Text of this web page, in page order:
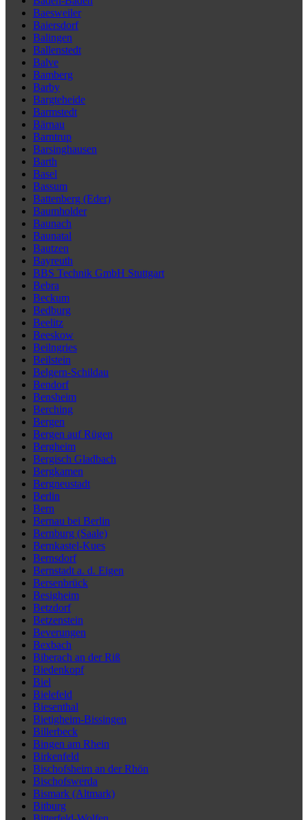
Baesweiler
Baiersdorf
Balingen
Ballenstedt
Balve
Bamberg
Barby
Bargteheide
Barmstedt
Bärnau
Barntrup
Barsinghausen
Barth
Basel
Bassum
Battenberg (Eder)
Baumholder
Baunach
Baunatal
Bautzen
Bayreuth
BBS Technik GmbH Stuttgart
Bebra
Beckum
Bedburg
Beelitz
Beeskow
Beilngries
Beilstein
Belgern-Schildau
Bendorf
Bensheim
Berching
Bergen
Bergen auf Rügen
Bergheim
Bergisch Gladbach
Bergkamen
Bergneustadt
Berlin
Bern
Bernau bei Berlin
Bernburg (Saale)
Bernkastel-Kues
Bernsdorf
Bernstadt a. d. Eigen
Bersenbrück
Besigheim
Betzdorf
Betzenstein
Beverungen
Bexbach
Biberach an der Riß
Biedenkopf
Biel
Bielefeld
Biesenthal
Bietigheim-Bissingen
Billerbeck
Bingen am Rhein
Birkenfeld
Bischofsheim an der Rhön
Bischofswerda
Bismark (Altmark)
Bitburg